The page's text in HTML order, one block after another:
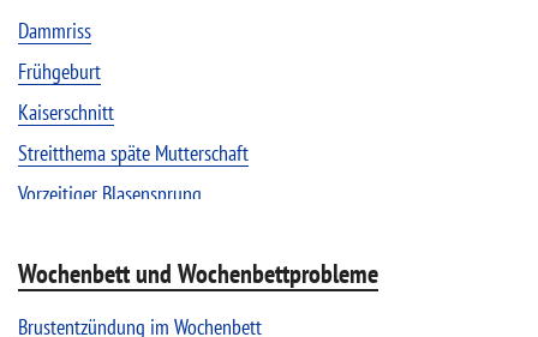
Kaiserschnitt auf Wunsch
Medizinische Überwachung während der Geburt
Papa im Kreißsaal – ja oder nein?
Schmerzbekämpfung während der Geburt
Schräg- und Querlage
Dammriss
Frühgeburt
Kaiserschnitt
Streitthema späte Mutterschaft
Vorzeitiger Blasensprung
Wochenbett und Wochenbettprobleme
Brustentzündung im Wochenbett